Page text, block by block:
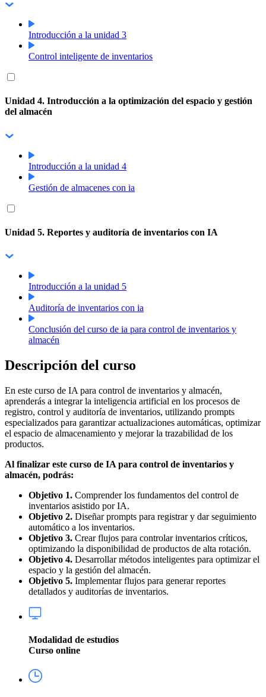
Introducción a la unidad 3
Control inteligente de inventarios
Unidad 4. Introducción a la optimización del espacio y gestión
del almacén
Introducción a la unidad 4
Gestión de almacenes con ia
Unidad 5. Reportes y auditoría de inventarios con IA
Introducción a la unidad 5
Auditoría de inventarios con ia
Conclusión del curso de ia para control de inventarios y
almacén
Descripción del curso
En este curso de IA para control de inventarios y almacén,
aprenderás a integrar la inteligencia artificial en los procesos de
registro, control y auditoría de inventarios, utilizando prompts
especializados para garantizar actualizaciones automáticas, optimizar
el espacio de almacenamiento y mejorar la trazabilidad de los
productos.
Al finalizar este curso de IA para control de inventarios y
almacén, podrás:
Objetivo 1. Comprender los fundamentos del control de
inventarios asistido por IA.
Objetivo 2. Diseñar prompts para registrar y dar seguimiento
automático a los inventarios.
Objetivo 3. Crear flujos para controlar inventarios críticos,
optimizando la disponibilidad de productos de alta rotación.
Objetivo 4. Desarrollar métodos inteligentes para optimizar el
espacio y la gestión del almacén.
Objetivo 5. Implementar flujos para generar reportes
detallados y auditorías de inventarios.
Modalidad de estudios
Curso online